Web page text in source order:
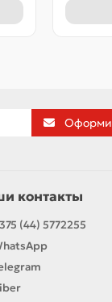
контакты
(44) 5772255